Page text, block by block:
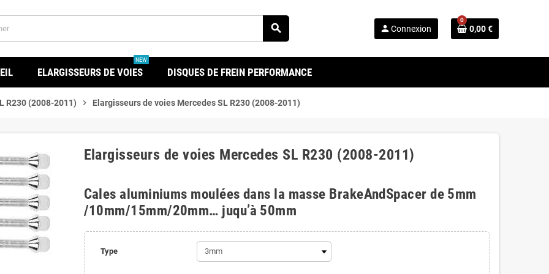
search person Connexion
0
0,00 €
ELARGISSEURS DE VOIES
NEW
DISQUES DE FREIN PERFORMANCE
R230 (2008-2011) chevron_right Elargisseurs de voies Mercedes SL R230 (2008-2011)
Elargisseurs de voies Mercedes SL R230 (2008-2011)
Cales aluminiums moulées dans la masse BrakeAndSpacer de 5mm
/10mm/15mm/20mm… juqu’à 50mm
Type